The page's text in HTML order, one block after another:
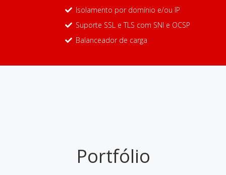
Isolamento por domínio e/ou IP
Suporte SSL e TLS com SNI e OCSP
Balanceador de carga
Portfólio